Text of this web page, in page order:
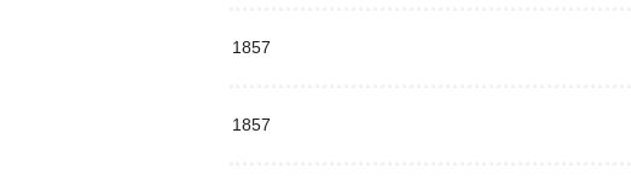
1857
1857